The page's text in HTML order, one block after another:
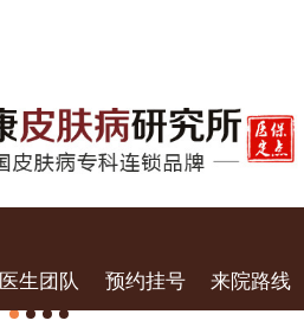
医生团队 预约挂号 来院路线